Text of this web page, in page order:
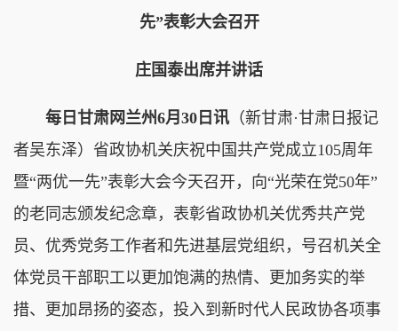
先”表彰大会召开
庄国泰出席并讲话
每日甘肃网兰州6月30日讯 （新甘肃·甘肃日报记
者吴东泽）省政协机关庆祝中国共产党成立105周年
暨“两优一先”表彰大会今天召开，向“光荣在党50年”
的老同志颁发纪念章，表彰省政协机关优秀共产党
员、优秀党务工作者和先进基层党组织，号召机关全
体党员干部职工以更加饱满的热情、更加务实的举
措、更加昂扬的姿态，投入到新时代人民政协各项事